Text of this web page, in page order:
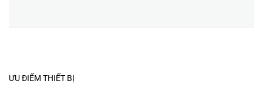
ƯU ĐIỂM THIẾT BỊ